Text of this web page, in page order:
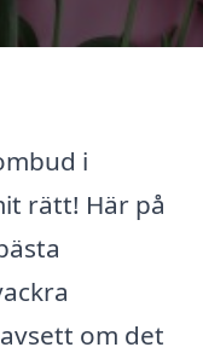
i
rätt! Här på
om det